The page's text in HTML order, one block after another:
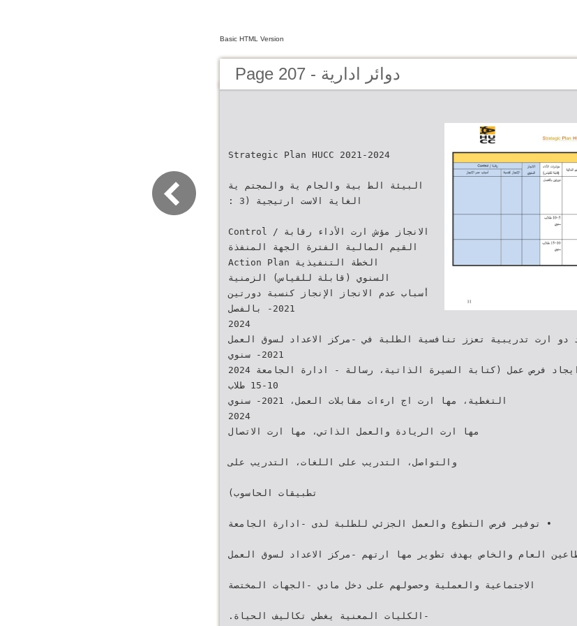
Basic HTML Version
Page 207 - دوائر ادارية
‫‪Strategic Plan HUCC 2021-2024‬‬
‫البيئة الط بية والجام ية والمجتم ية‬
‫الغاية الاست ارتيجية (‪: 3‬‬
‫رقابة ‪Control /‬‬ ‫الانجاز‬ ‫مؤش ارت الأداء‬
‫القيم المالية‬ ‫الفترة‬ ‫الجهة المنفذة‬
‫الخطة التنفيذية ‪Action Plan‬‬
‫السنوي‬ ‫(قابلة للقياس)‬ ‫الزمنية‬
‫أسباب عدم الانجاز‬ ‫الإنجاز كنسبة‬ ‫دورتين
بالفصل‬ ‫‪-2021‬‬
‫‪2024‬‬
‫‪ 10-5‬طلاب‬ ‫• عقد دو ارت تدريبية تعزز تنافسية الطلبة في ‪-‬مركز الاعداد لسوق العمل‬
‫سنوي‬ ‫‪-2021‬‬
‫‪2024‬‬ ‫ايجاد فرص عمل (كتابة السيرة الذاتية‪ ،‬رسالة ‪ -‬ادارة الجامعة‬
‫‪ 15-10‬طلاب‬
‫سنوي‬ ‫‪-2021‬‬ ‫التغطية‪ ،‬مها ارت اج ارءات مقابلات العمل‪،‬‬
‫‪2024‬‬
‫مها ارت الريادة والعمل الذاتي‪ ،‬مها ارت الاتصال‬
‫والتواصل‪ ،‬التدريب على اللغات‪ ،‬التدريب على‬
‫تطبيقات الحاسوب)‬
‫• توفير فرص التطوع والعمل الجزئي للطلبة لدى ‪-‬ادارة الجامعة‬
‫القطاعين العام والخاص بهدف تطوير مها ارتهم ‪-‬مركز الاعداد لسوق العمل‬
‫الاجتماعية والعملية وحصولهم على دخل مادي ‪-‬الجهات المختصة‬
‫‪-‬الكليات المعنية‬ ‫يغطي تكاليف الحياة‪.‬‬